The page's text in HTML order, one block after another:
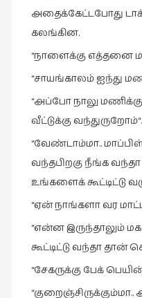
அதைக்கேட்டபோது
கலங்கின.
“நாளைக்கு எத்தனை
“சாயங்காலம் ஐந்து
“அப்போ நாலு
வீட்டுக்கு
“வேண்டாம்மா..
வந்தபிறகு நீங்க வந்தா
உங்களைக் கூட்டிட்டு
“ஏன் நாங்களா வர
“என்ன இருந்தாலும்
கூட்டிட்டு வந்தா தான்
“சேகருக்கு பேக்